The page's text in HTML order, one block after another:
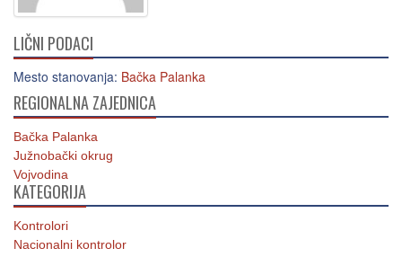
LIČNI PODACI
Mesto stanovanja: Bačka Palanka
REGIONALNA ZAJEDNICA
Bačka Palanka
Južnobački okrug
Vojvodina
KATEGORIJA
Kontrolori
Nacionalni kontrolor